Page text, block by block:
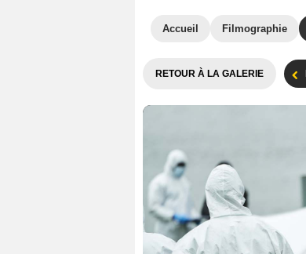
Accueil Filmographie
RETOUR À LA GALERIE